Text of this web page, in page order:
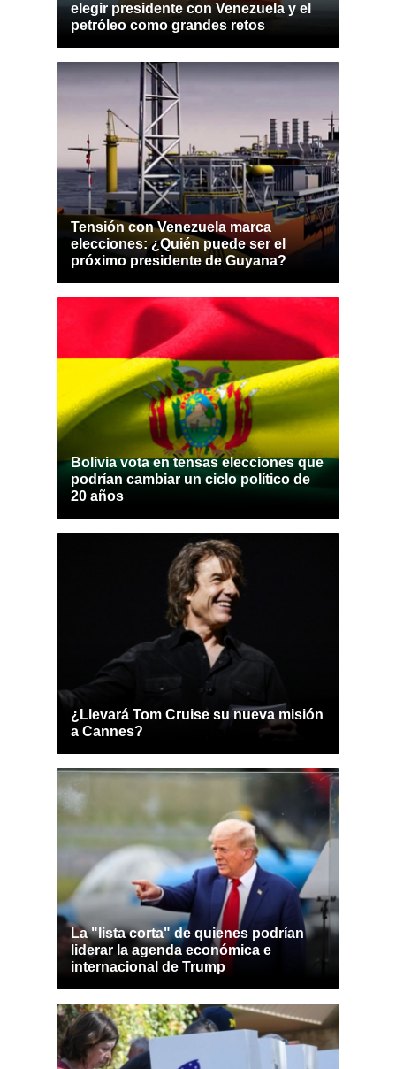
elegir presidente con Venezuela y el
petróleo como grandes retos
Tensión con Venezuela marca
elecciones: ¿Quién puede ser el
próximo presidente de Guyana?
Bolivia vota en tensas elecciones que
podrían cambiar un ciclo político de
20 años
¿Llevará Tom Cruise su nueva misión
a Cannes?
La "lista corta" de quienes podrían
liderar la agenda económica e
internacional de Trump